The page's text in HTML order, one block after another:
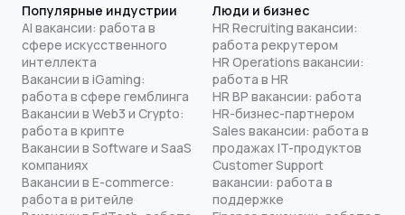
Популярные индустрии
AI вакансии: работа в
сфере искусственного
интеллекта
Вакансии в iGaming:
работа в сфере гемблинга
Вакансии в Web3 и Crypto:
работа в крипте
Вакансии в Software и SaaS
компаниях
Вакансии в E-commerce:
работа в ритейле
Люди и бизнес
HR Recruiting вакансии:
работа рекрутером
HR Operations вакансии:
работа в HR
HR BP вакансии: работа
HR-бизнес-партнером
Sales вакансии: работа в
продажах IT-продуктов
Customer Support
вакансии: работа в
поддержке